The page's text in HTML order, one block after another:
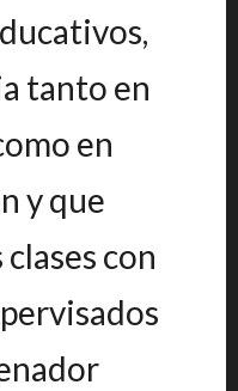
tanto en
en
y que
con